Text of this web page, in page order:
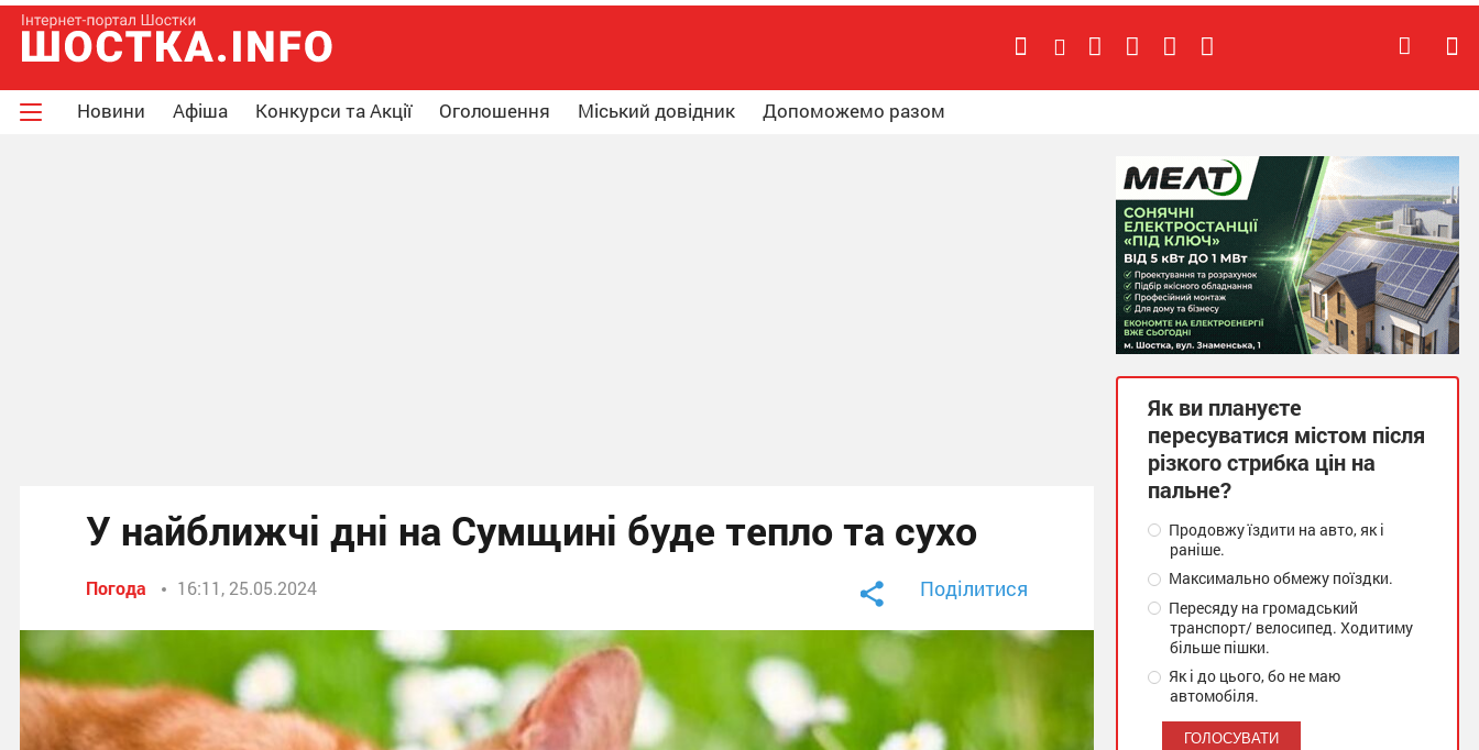
Новини Афіша Конкурси та Акції Оголошення Міський довідник Допоможемо разом
У найближчі дні на Сумщині буде тепло та сухо
Погода 16:11, 25.05.2024 Поділитися
Як ви плануєте
пересуватися містом після
різкого стрибка цін на
пальне?
Продовжу їздити на авто, як і
раніше.
Максимально обмежу поїздки.
Пересяду на громадський
транспорт/ велосипед. Ходитиму
більше пішки.
Як і до цього, бо не маю
автомобіля.